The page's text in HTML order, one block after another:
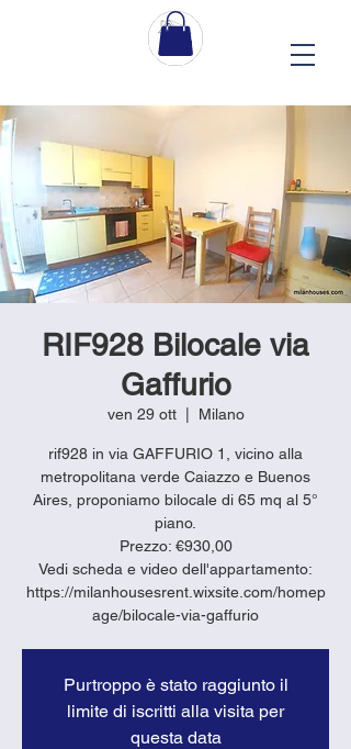
RIF928 Bilocale via
Gaffurio
ven 29 ott
  |
Milano
rif928 in via GAFFURIO 1, vicino alla
metropolitana verde Caiazzo e Buenos
Aires, proponiamo bilocale di 65 mq al 5°
piano.
Prezzo: €930,00
Vedi scheda e video dell'appartamento:
https://milanhousesrent.wixsite.com/homep
age/bilocale-via-gaffurio
Purtroppo è stato raggiunto il
limite di iscritti alla visita per
questa data